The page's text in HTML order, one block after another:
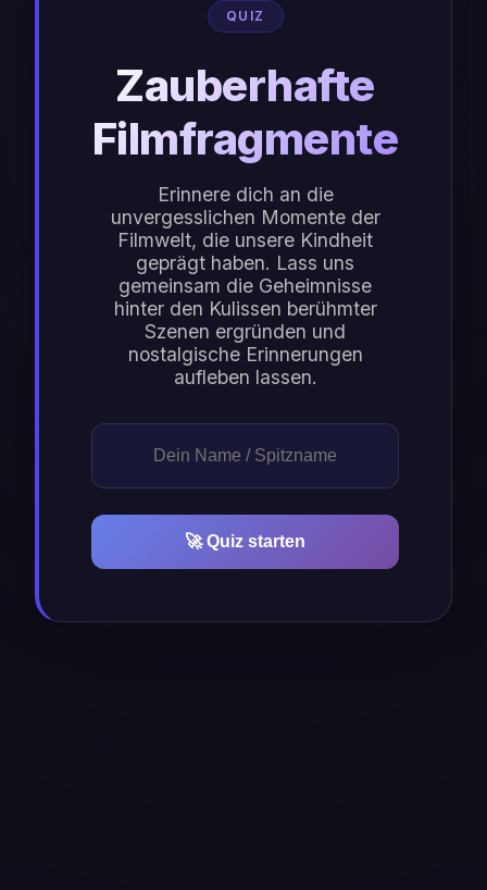
QUIZ
Zauberhafte
Filmfragmente
Erinnere dich an die
unvergesslichen Momente der
Filmwelt, die unsere Kindheit
geprägt haben. Lass uns
gemeinsam die Geheimnisse
hinter den Kulissen berühmter
Szenen ergründen und
nostalgische Erinnerungen
aufleben lassen.
🚀 Quiz starten